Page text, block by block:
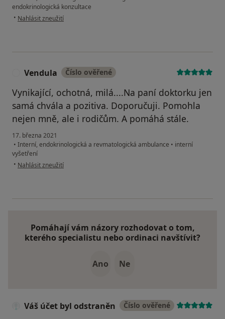
endokrinologická konzultace
• podle názoru uživatele Vladka R.
Nahlásit zneužití
Vendula Číslo ověřené
Vynikající, ochotná, milá....Na paní doktorku jen
samá chvála a pozitiva. Doporučuji. Pomohla
nejen mně, ale i rodičům. A pomáhá stále.
17. března 2021
• Interní, endokrinologická a revmatologická ambulance • interní
vyšetření
• podle názoru uživatele Vendula
Nahlásit zneužití
Pomáhají vám názory rozhodovat o tom,
kterého specialistu nebo ordinaci navštívit?
Ano Ne
Váš účet byl odstraněn Číslo ověřené